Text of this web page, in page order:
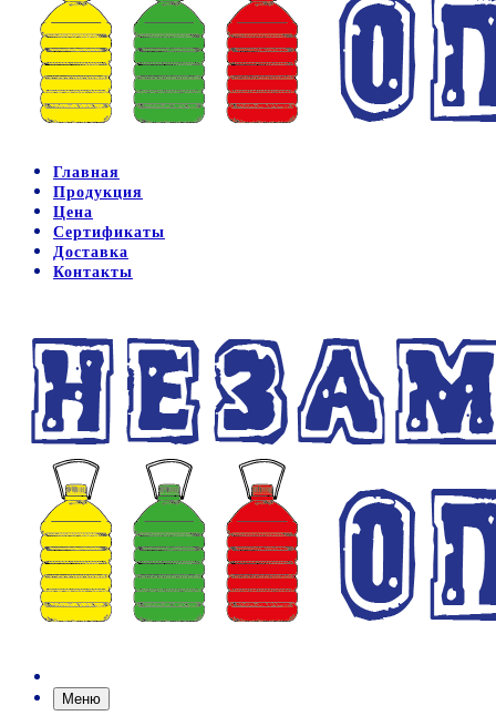
Главная
Продукция
Цена
Сертификаты
Доставка
Контакты
Меню